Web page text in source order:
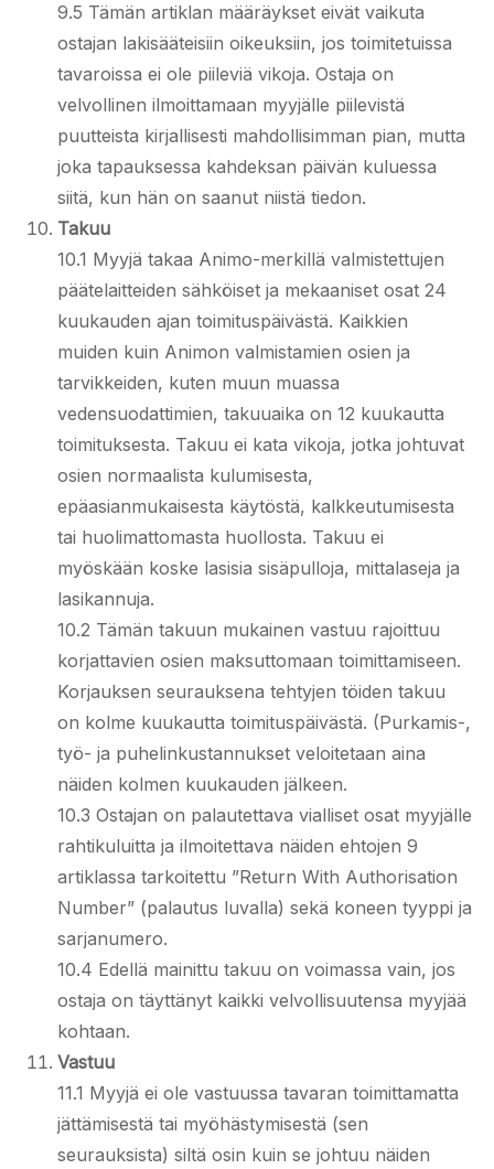
9.5 Tämän artiklan määräykset eivät vaikuta
ostajan lakisääteisiin oikeuksiin, jos toimitetuissa
tavaroissa ei ole piileviä vikoja. Ostaja on
velvollinen ilmoittamaan myyjälle piilevistä
puutteista kirjallisesti mahdollisimman pian, mutta
joka tapauksessa kahdeksan päivän kuluessa
siitä, kun hän on saanut niistä tiedon.
Takuu
10.1 Myyjä takaa Animo-merkillä valmistettujen
päätelaitteiden sähköiset ja mekaaniset osat 24
kuukauden ajan toimituspäivästä. Kaikkien
muiden kuin Animon valmistamien osien ja
tarvikkeiden, kuten muun muassa
vedensuodattimien, takuuaika on 12 kuukautta
toimituksesta. Takuu ei kata vikoja, jotka johtuvat
osien normaalista kulumisesta,
epäasianmukaisesta käytöstä, kalkkeutumisesta
tai huolimattomasta huollosta. Takuu ei
myöskään koske lasisia sisäpulloja, mittalaseja ja
lasikannuja.
10.2 Tämän takuun mukainen vastuu rajoittuu
korjattavien osien maksuttomaan toimittamiseen.
Korjauksen seurauksena tehtyjen töiden takuu
on kolme kuukautta toimituspäivästä. (Purkamis-,
työ- ja puhelinkustannukset veloitetaan aina
näiden kolmen kuukauden jälkeen.
10.3 Ostajan on palautettava vialliset osat myyjälle
rahtikuluitta ja ilmoitettava näiden ehtojen 9
artiklassa tarkoitettu ”Return With Authorisation
Number” (palautus luvalla) sekä koneen tyyppi ja
sarjanumero.
10.4 Edellä mainittu takuu on voimassa vain, jos
ostaja on täyttänyt kaikki velvollisuutensa myyjää
kohtaan.
Vastuu
11.1 Myyjä ei ole vastuussa tavaran toimittamatta
jättämisestä tai myöhästymisestä (sen
seurauksista) siltä osin kuin se johtuu näiden